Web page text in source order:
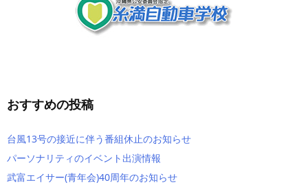
おすすめの投稿
台風13号の接近に伴う番組休止のお知らせ
パーソナリティのイベント出演情報
武富エイサー(青年会)40周年のお知らせ